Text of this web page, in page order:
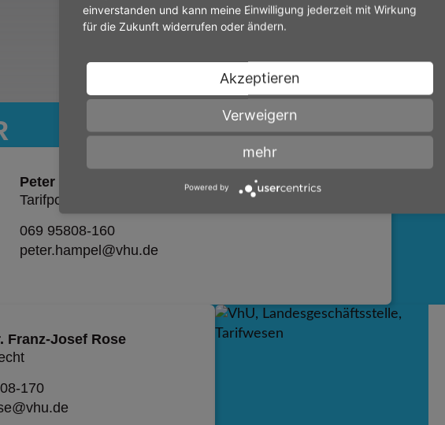
Peter Hampel
Tarifpolitik
069 95808-160
peter.hampel@vhu.de
Franz-Josef Rose
170
einverstanden und kann meine Einwilligung jederzeit mit Wirkung
für die Zukunft widerrufen oder ändern.
Akzeptieren
Verweigern
mehr
Powered by